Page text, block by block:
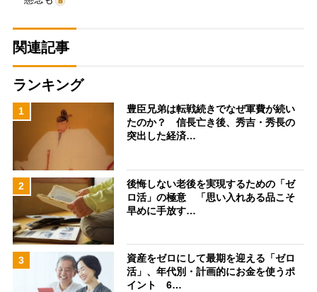
関連記事
ランキング
1
豊臣兄弟は転戦続きでなぜ軍費が続い
たのか？ 信長亡き後、秀吉・秀長の
突出した経済…
2
後悔しない老後を実現するための「ゼ
ロ活」の極意 「思い入れある品こそ
早めに手放す…
3
資産をゼロにして最期を迎える「ゼロ
活」、年代別・計画的にお金を使うポ
イント 6…